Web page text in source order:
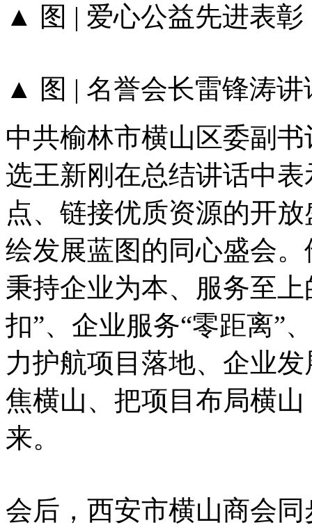
▲ 图 | 爱心公益先进表彰
▲ 图 | 名誉会长雷锋涛讲
中共榆林市横山区委副
选王新刚在总结讲话中
点、链接优质资源的开
绘发展蓝图的同心盛会
秉持企业为本、服务至
扣”、企业服务“零距离”
力护航项目落地、企业
焦横山、把项目布局横
来。
会后，西安市横山商会